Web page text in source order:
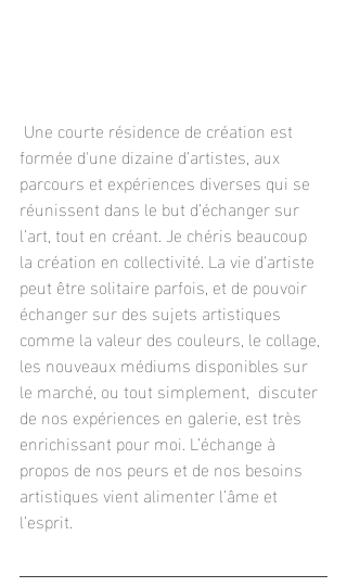
formée d'une dizaine d’artistes, aux
parcours et expériences diverses qui se
réunissent dans le but d’échanger sur
l’art, tout en créant. Je chéris beaucoup
la création en collectivité. La vie d'artiste
peut être solitaire parfois, et de pouvoir
échanger sur des sujets artistiques
comme la valeur des couleurs, le collage,
les nouveaux médiums disponibles sur
le marché, ou tout simplement,  discuter
de nos expériences en galerie, est très
enrichissant pour moi. L’échange à
propos de nos peurs et de nos besoins
artistiques vient alimenter l’âme et
l’esprit.